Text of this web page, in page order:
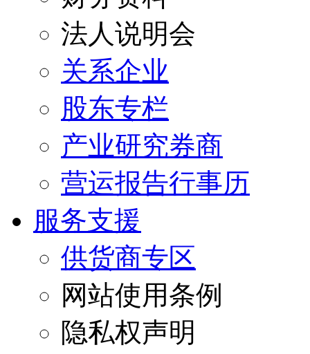
法人说明会
关系企业
股东专栏
产业研究券商
营运报告行事历
服务支援
供货商专区
网站使用条例
隐私权声明